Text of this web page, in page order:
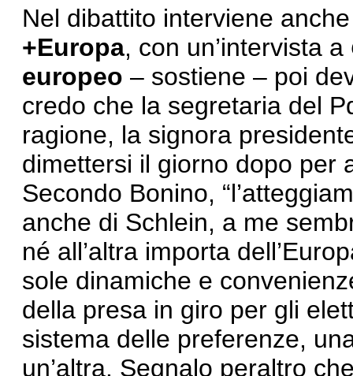
Nel dibattito interviene
+Europa, con un’intervista a
europeo – sostiene – poi
credo che la segretaria del
ragione, la signora
dimettersi il giorno dopo per
Secondo Bonino,
anche di Schlein, a me
né all’altra importa
sole dinamiche e
della presa in giro per gli
sistema delle preferenze,
un’altra. Segnalo peraltro